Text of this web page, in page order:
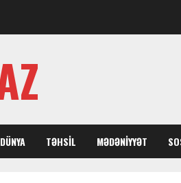
DÜNYA TƏHSIL MƏDƏNIYYƏT